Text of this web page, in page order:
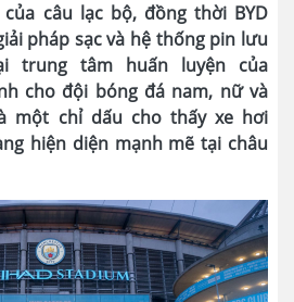
câu lạc bộ, đồng thời BYD
pháp sạc và hệ thống pin lưu
trung tâm huấn luyện của
cho đội bóng đá nam, nữ và
một chỉ dấu cho thấy xe hơi
hiện diện mạnh mẽ tại châu